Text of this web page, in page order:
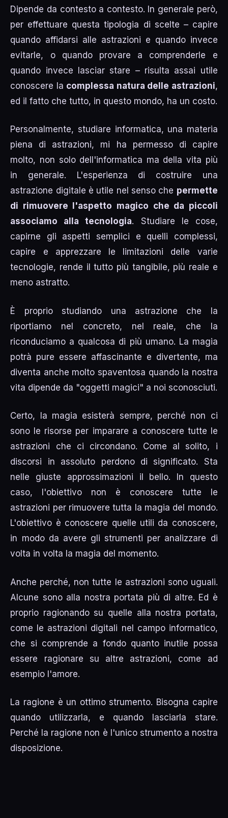
Dipende da contesto a contesto. In generale però,
per effettuare questa tipologia di scelte – capire
quando affidarsi alle astrazioni e quando invece
evitarle, o quando provare a comprenderle e
quando invece lasciar stare – risulta assai utile
conoscere la complessa natura delle astrazioni,
ed il fatto che tutto, in questo mondo, ha un costo.
Personalmente, studiare informatica, una materia
piena di astrazioni, mi ha permesso di capire
molto, non solo dell'informatica ma della vita più
in generale. L'esperienza di costruire una
astrazione digitale è utile nel senso che permette
di rimuovere l'aspetto magico che da piccoli
associamo alla tecnologia. Studiare le cose,
capirne gli aspetti semplici e quelli complessi,
capire e apprezzare le limitazioni delle varie
tecnologie, rende il tutto più tangibile, più reale e
meno astratto.
È proprio studiando una astrazione che la
riportiamo nel concreto, nel reale, che la
riconduciamo a qualcosa di più umano. La magia
potrà pure essere affascinante e divertente, ma
diventa anche molto spaventosa quando la nostra
vita dipende da "oggetti magici" a noi sconosciuti.
Certo, la magia esisterà sempre, perché non ci
sono le risorse per imparare a conoscere tutte le
astrazioni che ci circondano. Come al solito, i
discorsi in assoluto perdono di significato. Sta
nelle giuste approssimazioni il bello. In questo
caso, l'obiettivo non è conoscere tutte le
astrazioni per rimuovere tutta la magia del mondo.
L'obiettivo è conoscere quelle utili da conoscere,
in modo da avere gli strumenti per analizzare di
volta in volta la magia del momento.
Anche perché, non tutte le astrazioni sono uguali.
Alcune sono alla nostra portata più di altre. Ed è
proprio ragionando su quelle alla nostra portata,
come le astrazioni digitali nel campo informatico,
che si comprende a fondo quanto inutile possa
essere ragionare su altre astrazioni, come ad
esempio l'amore.
La ragione è un ottimo strumento. Bisogna capire
quando utilizzarla, e quando lasciarla stare.
Perché la ragione non è l'unico strumento a nostra
disposizione.